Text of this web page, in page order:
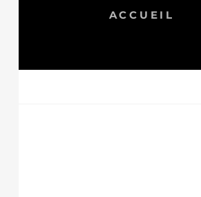
ACCUEIL